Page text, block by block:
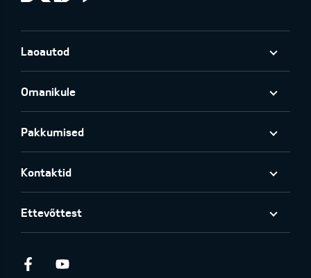
Laoautod
Omanikule
Pakkumised
Kontaktid
Ettevõttest
Facebook